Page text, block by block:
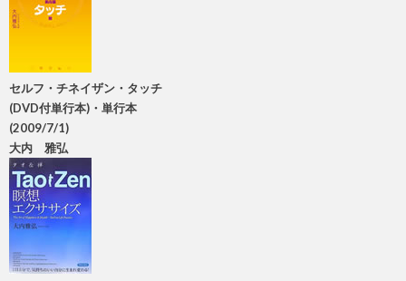
セルフ・チネイザン・タッチ
(DVD付単行本)・単行本
(2009/7/1)
大内 雅弘